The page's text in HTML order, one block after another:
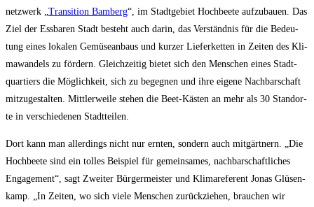
netz­werk „ Tran­si­ti­on Bam­berg“, im Stadt­ge­biet Hoch­bee­te auf­zu­bau­en. Das
Ziel der Ess­ba­ren Stadt besteht auch dar­in, das Ver­ständ­nis für die Bedeu­
tung eines loka­len Gemü­se­an­baus und kur­zer Lie­fer­ket­ten in Zei­ten des Kli­
ma­wan­dels zu för­dern. Gleich­zei­tig bie­tet sich den Men­schen eines Stadt­
quar­tiers die Mög­lich­keit, sich zu begeg­nen und ihre eige­ne Nach­bar­schaft
mit­zu­ge­stal­ten. Mitt­ler­wei­le ste­hen die Beet-Käs­ten an mehr als 30 Stand­or­
te in ver­schie­de­nen Stadtteilen.
Dort kann man aller­dings nicht nur ern­ten, son­dern auch mit­gärt­nern. „Die
Hoch­bee­te sind ein tol­les Bei­spiel für gemein­sa­mes, nach­bar­schaft­li­ches
Enga­ge­ment“, sagt Zwei­ter Bür­ger­meis­ter und Kli­ma­re­fe­rent Jonas Glüsen­
kamp. „In Zei­ten, wo sich vie­le Men­schen zurück­zie­hen, brau­chen wir